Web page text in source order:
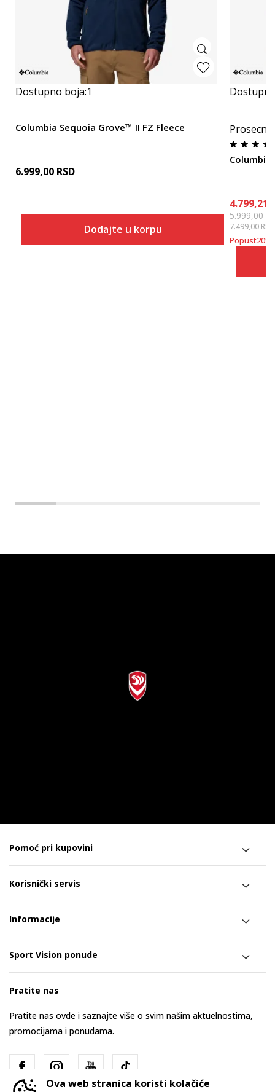
Dostupno boja:1
Columbia Sequoia Grove™ II FZ Fleece
6.999,00 RSD
Dodajte u korpu
Columbia
4.799,21
5.999,00
7.499,00RSD
Popust20%
Pomoć pri kupovini
Korisnički servis
Informacije
Sport Vision ponude
Pratite nas
Pratite nas ovde i saznajte više o svim našim aktuelnostima,
promocijama i ponudama.
Ova web stranica koristi kolačiće